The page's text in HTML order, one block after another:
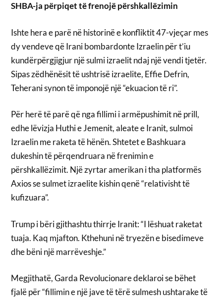
SHBA-ja përpiqet të frenojë përshkallëzimin
Ishte hera e parë në historinë e konfliktit 47-vjeçar mes
dy vendeve që Irani bombardonte Izraelin për t’iu
kundërpërgjigjur një sulmi izraelit ndaj një vendi tjetër.
Sipas zëdhënësit të ushtrisë izraelite, Effie Defrin,
Teherani synon të imponojë një “ekuacion të ri”.
Për herë të parë që nga fillimi i armëpushimit në prill,
edhe lëvizja Huthi e Jemenit, aleate e Iranit, sulmoi
Izraelin me raketa të hënën. Shtetet e Bashkuara
dukeshin të përqendruara në frenimin e
përshkallëzimit. Një zyrtar amerikan i tha platformës
Axios se sulmet izraelite kishin qenë “relativisht të
kufizuara”.
Trump i bëri gjithashtu thirrje Iranit: “I lëshuat raketat
tuaja. Kaq mjafton. Kthehuni në tryezën e bisedimeve
dhe bëni një marrëveshje.”
Megjithatë, Garda Revolucionare deklaroi se bëhet
fjalë për “fillimin e një jave të tërë sulmesh ushtarake të